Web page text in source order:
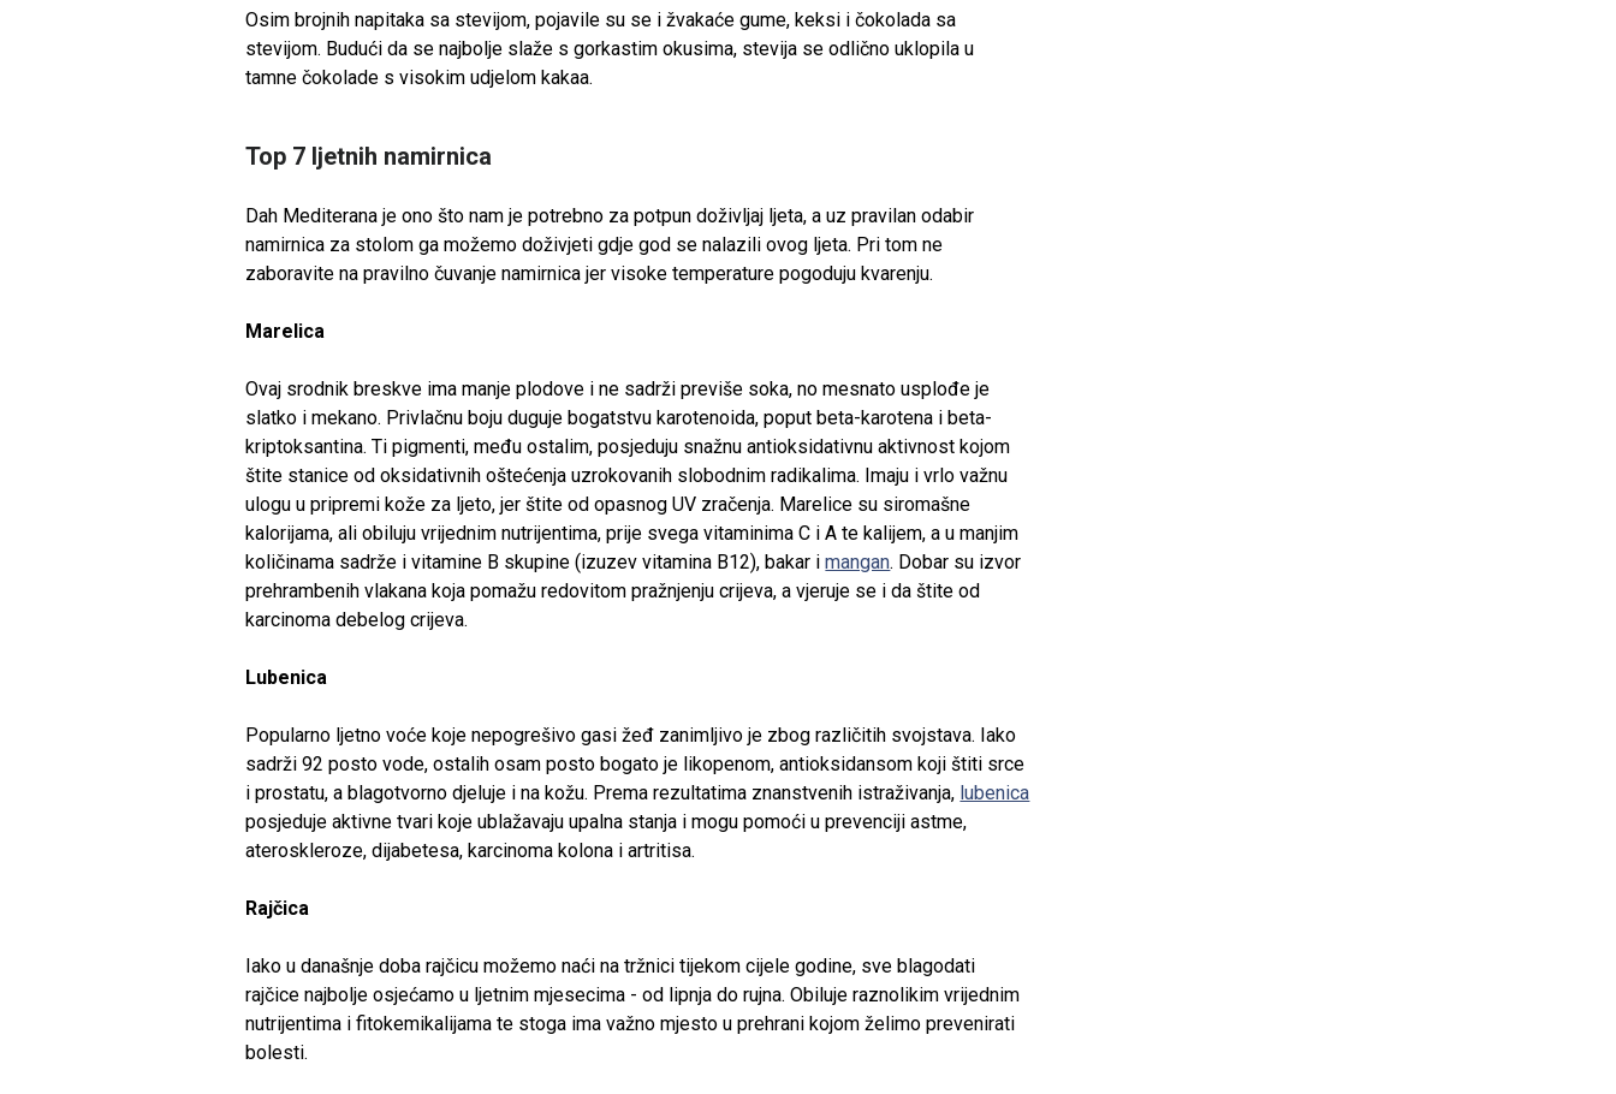
Osim brojnih napitaka sa stevijom, pojavile su se i žvakaće gume, keksi i čokolada sa
stevijom. Budući da se najbolje slaže s gorkastim okusima, stevija se odlično uklopila u
tamne čokolade s visokim udjelom kakaa.
Top 7 ljetnih namirnica
Dah Mediterana je ono što nam je potrebno za potpun doživljaj ljeta, a uz pravilan odabir
namirnica za stolom ga možemo doživjeti gdje god se nalazili ovog ljeta. Pri tom ne
zaboravite na pravilno čuvanje namirnica jer visoke temperature pogoduju kvarenju.
Marelica
Ovaj srodnik breskve ima manje plodove i ne sadrži previše soka, no mesnato usplođe je
slatko i mekano. Privlačnu boju duguje bogatstvu karotenoida, poput beta-karotena i beta-
kriptoksantina. Ti pigmenti, među ostalim, posjeduju snažnu antioksidativnu aktivnost kojom
štite stanice od oksidativnih oštećenja uzrokovanih slobodnim radikalima. Imaju i vrlo važnu
ulogu u pripremi kože za ljeto, jer štite od opasnog UV zračenja. Marelice su siromašne
kalorijama, ali obiluju vrijednim nutrijentima, prije svega vitaminima C i A te kalijem, a u manjim
količinama sadrže i vitamine B skupine (izuzev vitamina B12), bakar imangan. Dobar su izvor
prehrambenih vlakana koja pomažu redovitom pražnjenju crijeva, a vjeruje se i da štite od
karcinoma debelog crijeva.
Lubenica
Popularno ljetno voće koje nepogrešivo gasi žeđ zanimljivo je zbog različitih svojstava. Iako
sadrži 92 posto vode, ostalih osam posto bogato je likopenom, antioksidansom koji štiti srce
i prostatu, a blagotvorno djeluje i na kožu. Prema rezultatima znanstvenih istraživanja, lubenica
posjeduje aktivne tvari koje ublažavaju upalna stanja i mogu pomoći u prevenciji astme,
ateroskleroze, dijabetesa, karcinoma kolona i artritisa.
Rajčica
Iako u današnje doba rajčicu možemo naći na tržnici tijekom cijele godine, sve blagodati
rajčice najbolje osjećamo u ljetnim mjesecima - od lipnja do rujna. Obiluje raznolikim vrijednim
nutrijentima i fitokemikalijama te stoga ima važno mjesto u prehrani kojom želimo prevenirati
bolesti.